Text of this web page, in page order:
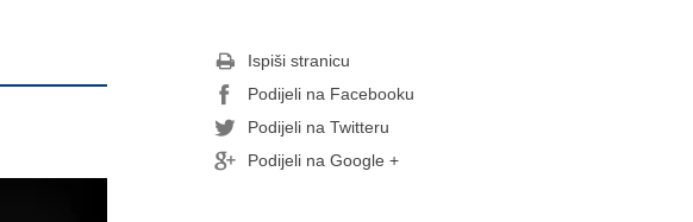
Ispiši stranicu
Podijeli na Facebooku
Podijeli na Twitteru
Podijeli na Google +